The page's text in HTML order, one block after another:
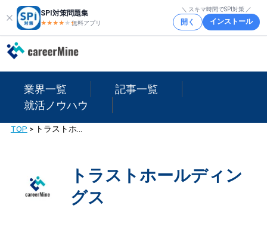
SPI対策問題集
★★★★ ★★
無料アプリ
＼ スキマ時間でSPI対策 ／
開く インストール
業界一覧
記事一覧
就活ノウハウ
TOP >
トラストホールディン
グス